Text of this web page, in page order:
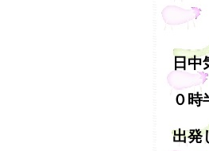
日
０時
出発